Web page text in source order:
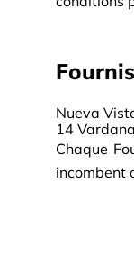
Nueva
14
Chaque
incombent